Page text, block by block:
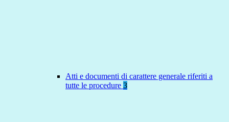
Atti e documenti di carattere generale riferiti a
tutte le procedure 3